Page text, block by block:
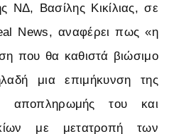
ΝΔ, Βασίλης Κικίλιας, σε
News, αναφέρει πως «η
που θα καθιστά βιώσιμο
μια επιμήκυνση της
αποπληρωμής του και
με μετατροπή των